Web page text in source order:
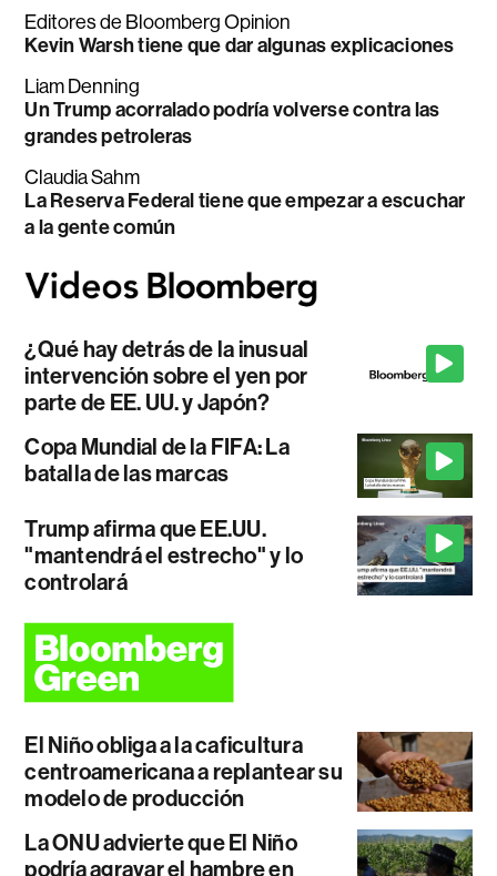
Editores de Bloomberg Opinion
Kevin Warsh tiene que dar algunas explicaciones
Liam Denning
Un Trump acorralado podría volverse contra las
grandes petroleras
Claudia Sahm
La Reserva Federal tiene que empezar a escuchar
a la gente común
¿Qué hay detrás de la inusual
intervención sobre el yen por
parte de EE. UU. y Japón?
Copa Mundial de la FIFA: La
batalla de las marcas
Trump afirma que EE.UU.
"mantendrá el estrecho" y lo
controlará
El Niño obliga a la caficultura
centroamericana a replantear su
modelo de producción
La ONU advierte que El Niño
podría agravar el hambre en